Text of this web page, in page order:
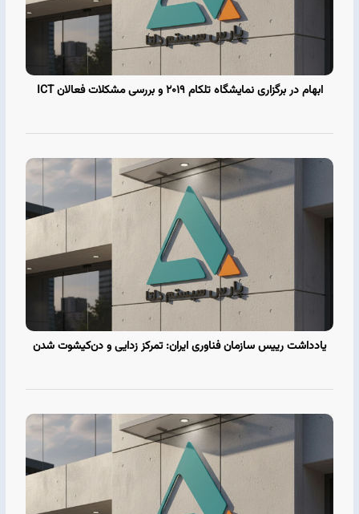
ابهام در برگزاری نمایشگاه تلکام 2019 و بررسی مشکلات فعالان ICT
یادداشت رییس سازمان فناوری ایران: تمرکز‌ زدایی و دن‌کیشوت‌ شدن